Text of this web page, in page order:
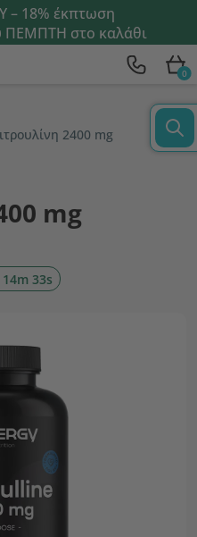
– 18% έκπτωση
ΠΕΜΠΤΗ στο καλάθι
0
2400 mg
mg
32s